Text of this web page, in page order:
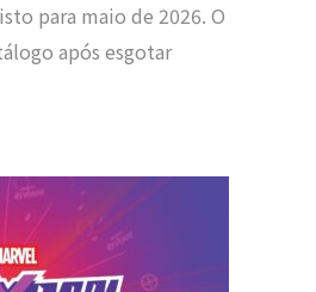
para maio de 2026. O
após esgotar